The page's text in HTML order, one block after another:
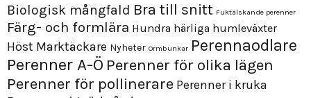
Biologisk mångfald Bra till snitt Fuktälskande perenner
Färg- och formlära Hundra härliga humleväxter
Höst Marktäckare Nyheter Ormbunkar Perennaodlare
Perenner A-Ö Perenner för olika lägen
Perenner för pollinerare Perenner i kruka